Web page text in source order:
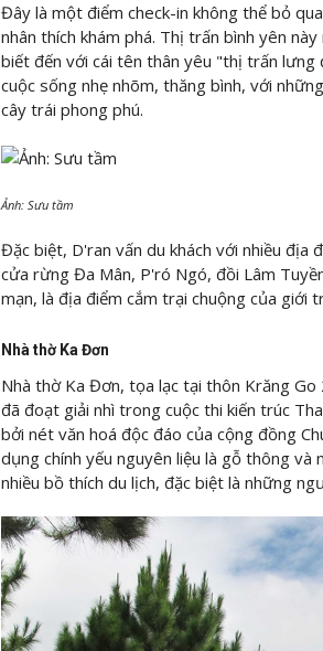
Đây là một điểm check-in không thể bỏ
nhân thích khám phá. Thị trấn bình yên
biết đến với cái tên thân yêu "thị trấn lưng
cuộc sống nhẹ nhõm, thăng bình, với
cây trái phong phú.
Ảnh: Sưu tầm
Đặc biệt, D'ran vấn du khách với nhiều địa
cửa rừng Đa Mân, P'ró Ngó, đồi Lâm
mạn, là địa điểm cắm trại chuộng của giới
Nhà thờ Ka Đơn
Nhà thờ Ka Đơn, tọa lạc tại thôn Krăng
đã đoạt giải nhì trong cuộc thi kiến trúc
bởi nét văn hoá độc đáo của cộng đồng
dụng chính yếu nguyên liệu là gỗ thông
nhiều bồ thích du lịch, đặc biệt là những